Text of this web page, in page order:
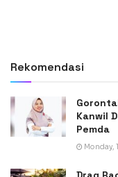
Rekomendasi
Kanwil
Pemda
Monday,